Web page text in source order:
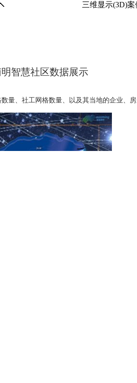
三维显示(3D)案
智慧社区数据展示
量、社工网格数量、以及其当地的企业、房